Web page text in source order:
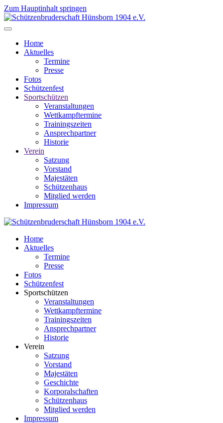
Zum Hauptinhalt springen
Home
Aktuelles
Termine
Presse
Fotos
Schützenfest
Sportschützen
Veranstaltungen
Wettkampftermine
Trainingszeiten
Ansprechpartner
Historie
Verein
Satzung
Vorstand
Majestäten
Schützenhaus
Mitglied werden
Impressum
Home
Aktuelles
Termine
Presse
Fotos
Schützenfest
Sportschützen
Veranstaltungen
Wettkampftermine
Trainingszeiten
Ansprechpartner
Historie
Verein
Satzung
Vorstand
Majestäten
Geschichte
Korporalschaften
Schützenhaus
Mitglied werden
Impressum